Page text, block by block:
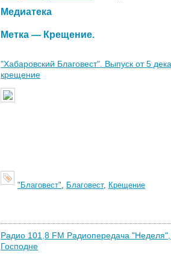
Медиатека
Метка — Крещение.
"Хабаровский Благовест". Выпуск от 5
крещение
"Благовест", Благовест, Крещение
Радио 101,8 FM Радиопередача
Господне